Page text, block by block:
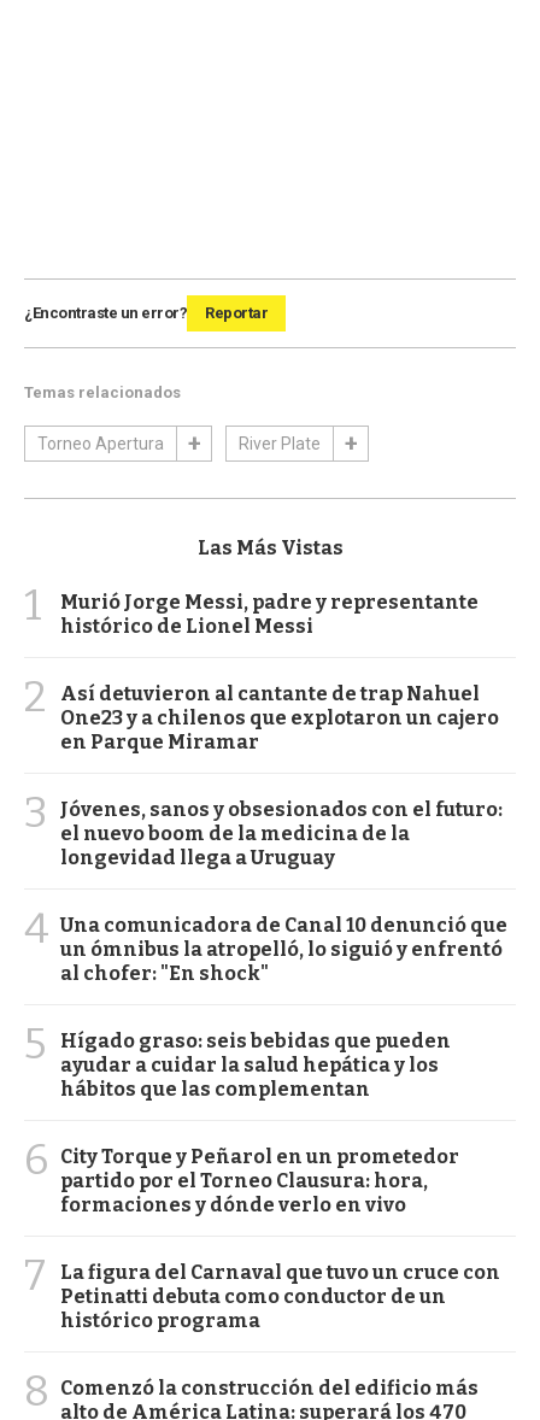
¿Encontraste un error? Reportar
Temas relacionados
Torneo Apertura River Plate
Las Más Vistas
1
Murió Jorge Messi, padre y representante
histórico de Lionel Messi
2
Así detuvieron al cantante de trap Nahuel
One23 y a chilenos que explotaron un cajero
en Parque Miramar
3
Jóvenes, sanos y obsesionados con el futuro:
el nuevo boom de la medicina de la
longevidad llega a Uruguay
4 Una comunicadora de Canal 10 denunció que
un ómnibus la atropelló, lo siguió y enfrentó
al chofer: "En shock"
5
Hígado graso: seis bebidas que pueden
ayudar a cuidar la salud hepática y los
hábitos que las complementan
6
City Torque y Peñarol en un prometedor
partido por el Torneo Clausura: hora,
formaciones y dónde verlo en vivo
7
La figura del Carnaval que tuvo un cruce con
Petinatti debuta como conductor de un
histórico programa
8
Comenzó la construcción del edificio más
alto de América Latina: superará los 470